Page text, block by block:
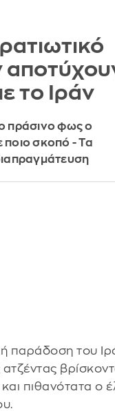
το Ιράν
πράσινο φως ο
ποιο σκοπό - Τα
παράδοση του
πιθανότατα ο